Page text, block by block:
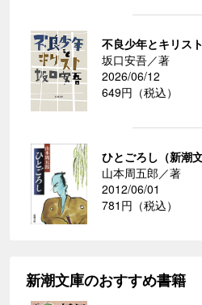
不良少年とキリス
坂口安吾／著
2026/06/12
649円（税込）
ひとごろし（新潮文
山本周五郎／著
2012/06/01
781円（税込）
新潮文庫のおすすめ書籍